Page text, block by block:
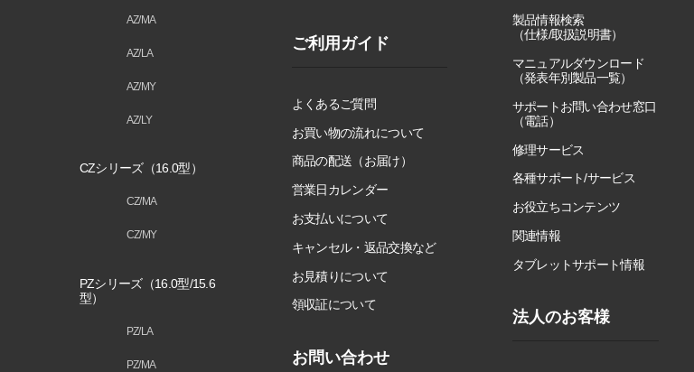
AZ/MA
AZ/LA
AZ/MY
AZ/LY
CZシリーズ（16.0型）
CZ/MA
CZ/MY
PZシリーズ（16.0型/15.6
型）
PZ/LA
PZ/MA
ご利用ガイド
よくあるご質問
お買い物の流れについて
商品の配送（お届け）
営業日カレンダー
お支払いについて
キャンセル・返品交換など
お見積りについて
領収証について
お問い合わせ
製品情報検索
（仕様/取扱説明書）
マニュアルダウンロード
（発表年別製品一覧）
サポートお問い合わせ窓口
（電話）
修理サービス
各種サポート/サービス
お役立ちコンテンツ
関連情報
タブレットサポート情報
法人のお客様